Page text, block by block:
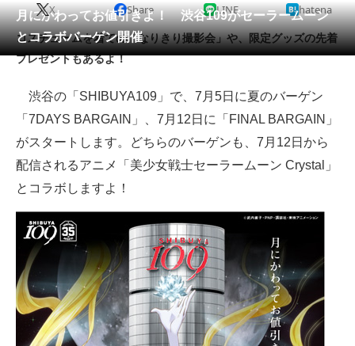
会員記事
メディア
ITの今と未来を見通す
スマホと通信の最新トレンド
進化するPCとデバイスの未来
ビジネスと働き方のヒント
AI活用のいまが分かる
企業ITのトレンドを詳説
月にかわってお値引きよ！ 渋谷109がセーラームーン
とコラボバーゲン開催
X Share LINE hatena
コスチュームを着ての「なりきり撮影会」や、限定グッズの先着
プレゼントもあるよ！
渋谷の「SHIBUYA109」で、7月5日に夏のバーゲン
「7DAYS BARGAIN」、7月12日に「FINAL BARGAIN」
がスタートします。どちらのバーゲンも、7月12日から
配信されるアニメ「美少女戦士セーラームーン Crystal」
とコラボしますよ！